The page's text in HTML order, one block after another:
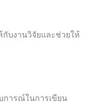
กับงานวิจัยและช่วยให้
การณ์ในการเขียน